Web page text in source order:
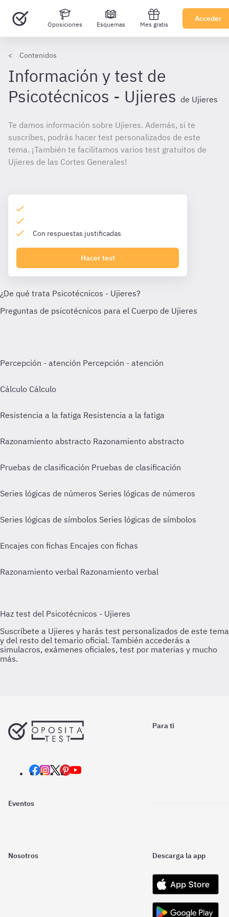
Oposiciones Esquemas Mes gratis
Acceder
Contenidos
Información y test de
Psicotécnicos - Ujieres de Ujieres
Te damos información sobre Ujieres. Además, si te
suscribes, podrás hacer test personalizados de este
tema. ¡También te facilitamos varios test gratuitos de
Ujieres de las Cortes Generales!
Con respuestas justificadas
Hacer test
Percepción - atención Percepción - atención
Cálculo Cálculo
Resistencia a la fatiga Resistencia a la fatiga
Razonamiento abstracto Razonamiento abstracto
Pruebas de clasificación Pruebas de clasificación
Series lógicas de números Series lógicas de números
Series lógicas de símbolos Series lógicas de símbolos
Encajes con fichas Encajes con fichas
Razonamiento verbal Razonamiento verbal
Para ti
Eventos
Nosotros Descarga la app